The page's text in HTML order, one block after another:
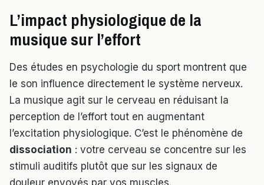
L’impact physiologique de la
musique sur l’effort
Des études en psychologie du sport montrent que
le son influence directement le système nerveux.
La musique agit sur le cerveau en réduisant la
perception de l’effort tout en augmentant
l’excitation physiologique. C’est le phénomène de
dissociation : votre cerveau se concentre sur les
stimuli auditifs plutôt que sur les signaux de